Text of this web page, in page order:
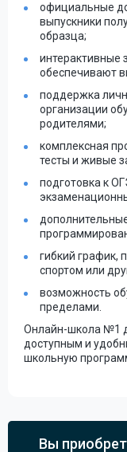
официальные
выпускники
образца;
интерактивные
обеспечивают
поддержка
организации
родителями;
комплексная
тесты и живые
подготовка к
гибкий график,
спортом или
возможность
пределами.
Онлайн-школа №1
доступным и
школьную
Вы